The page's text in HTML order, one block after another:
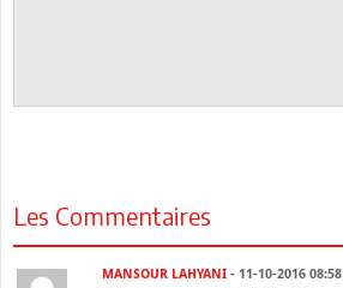
Les Commentaires
MANSOUR LAHYANI - 11-10-2016 08:58